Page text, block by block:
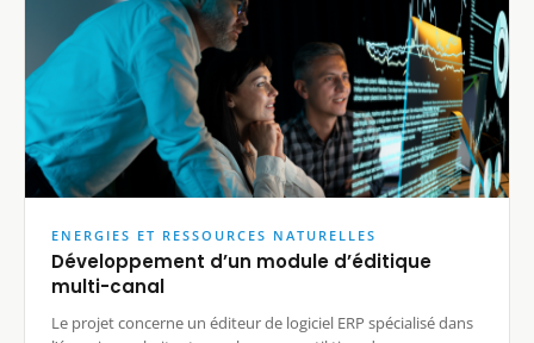
ENERGIES ET RESSOURCES NATURELLES
Développement d’un module d’éditique
multi-canal
Le projet concerne un éditeur de logiciel ERP spécialisé dans